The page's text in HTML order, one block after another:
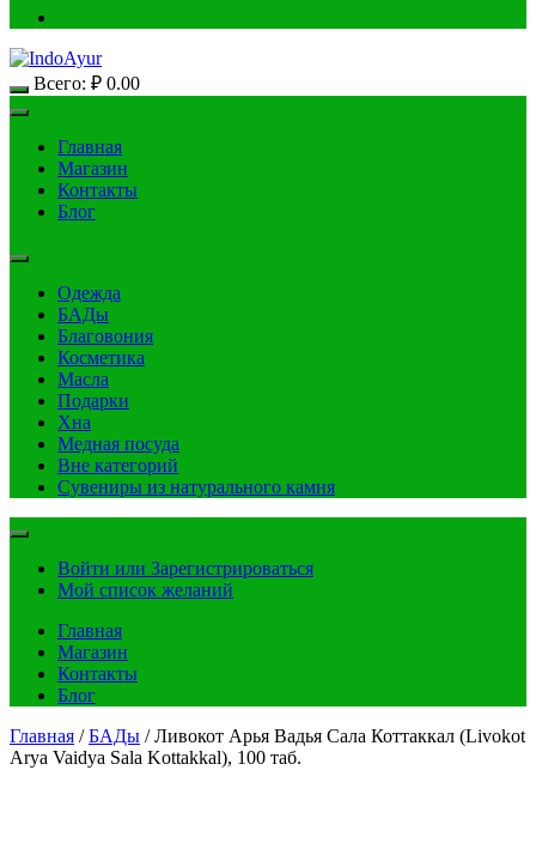
Всего: ₽ 0.00
Главная
Магазин
Контакты
Блог
Одежда
БАДы
Благовония
Косметика
Масла
Подарки
Хна
Медная посуда
Вне категорий
Сувениры из натурального камня
Войти или Зарегистрироваться
Мой список желаний
Главная
Магазин
Контакты
Блог
Главная /БАДы / Ливокот Арья Вадья Сала Коттаккал (Livokot
Arya Vaidya Sala Kottakkal), 100 таб.